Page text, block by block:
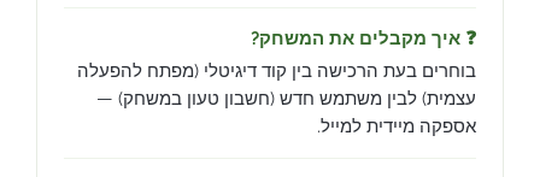
❓ איך מקבלים את המשחק?
בוחרים בעת הרכישה בין קוד דיגיטלי (מפתח להפעלה
עצמית) לבין משתמש חדש (חשבון טעון במשחק) —
אספקה מיידית למייל.